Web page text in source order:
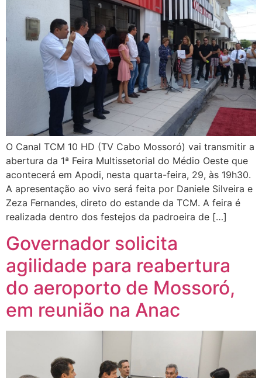
O Canal TCM 10 HD (TV Cabo Mossoró) vai transmitir a
abertura da 1ª Feira Multissetorial do Médio Oeste que
acontecerá em Apodi, nesta quarta-feira, 29, às 19h30.
A apresentação ao vivo será feita por Daniele Silveira e
Zeza Fernandes, direto do estande da TCM. A feira é
realizada dentro dos festejos da padroeira de […]
Governador solicita
agilidade para reabertura
do aeroporto de Mossoró,
em reunião na Anac